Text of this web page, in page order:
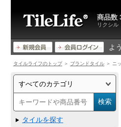
リクシル
商品数
よ
タイルライフのトップ＞ ブランドタイル ＞ ニ
タイルを探す